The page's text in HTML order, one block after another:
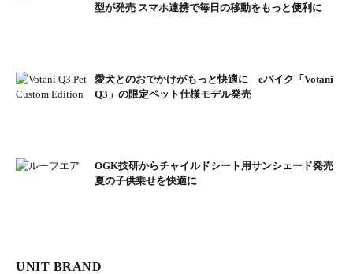
型が発売 スマホ連携で毎日の移動をもっと便利に
愛犬とのおでかけがもっと快適に eバイク「Votani
Q3」の限定ペット仕様モデル発売
OGK技研からチャイルドシート用サンシェード発売
夏の子供乗せを快適に
UNIT BRAND